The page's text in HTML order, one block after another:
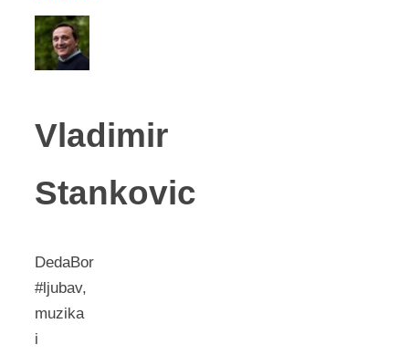
Vladimir
Stankovic
DedaBor
#ljubav,
muzika
i